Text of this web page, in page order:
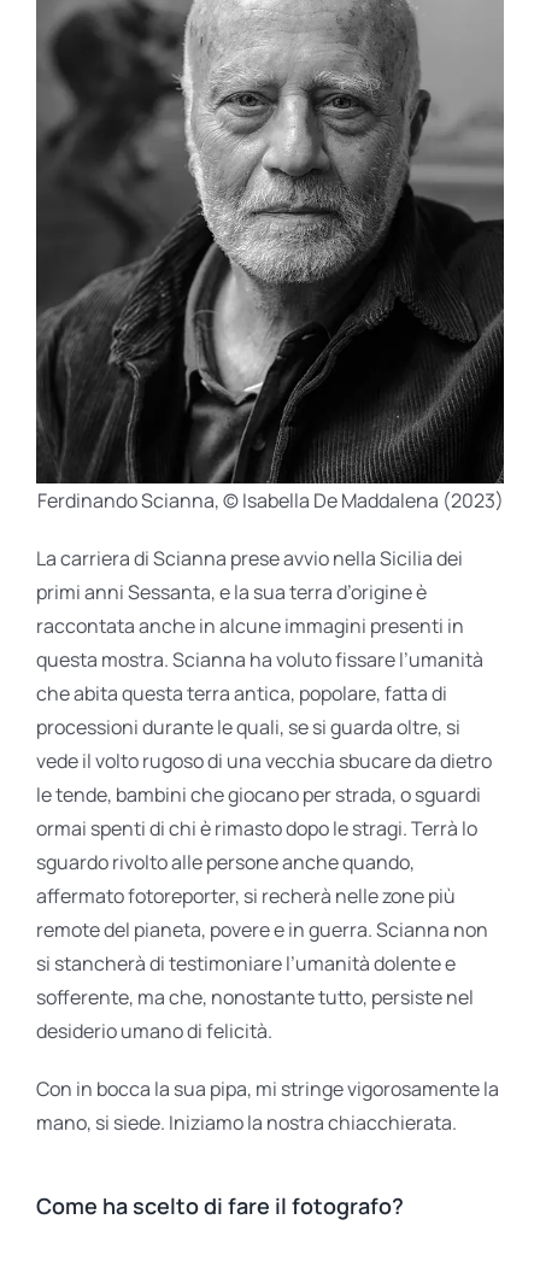
Ferdinando Scianna, © Isabella De Maddalena (2023)
La carriera di Scianna prese avvio nella Sicilia dei
primi anni Sessanta, e la sua terra d’origine è
raccontata anche in alcune immagini presenti in
questa mostra. Scianna ha voluto fissare l’umanità
che abita questa terra antica, popolare, fatta di
processioni durante le quali, se si guarda oltre, si
vede il volto rugoso di una vecchia sbucare da dietro
le tende, bambini che giocano per strada, o sguardi
ormai spenti di chi è rimasto dopo le stragi. Terrà lo
sguardo rivolto alle persone anche quando,
affermato fotoreporter, si recherà nelle zone più
remote del pianeta, povere e in guerra. Scianna non
si stancherà di testimoniare l’umanità dolente e
sofferente, ma che, nonostante tutto, persiste nel
desiderio umano di felicità.
Con in bocca la sua pipa, mi stringe vigorosamente la
mano, si siede. Iniziamo la nostra chiacchierata.
Come ha scelto di fare il fotografo?